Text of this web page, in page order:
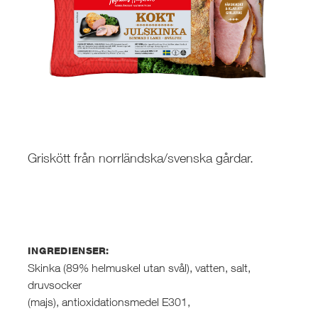
Griskött från norrländska/svenska gårdar.
INGREDIENSER:
Skinka (89% helmuskel utan svål), vatten, salt,
druvsocker
(majs), antioxidationsmedel E301,